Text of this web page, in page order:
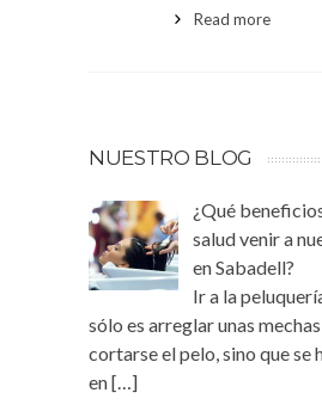
Read more
NUESTRO BLOG
¿Qué
salud venir a
en Sabadell?
Ir a la
sólo es arreglar unas
cortarse el pelo, sino que se
en[…]